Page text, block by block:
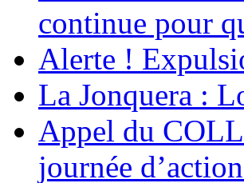
continue pour
Alerte !
La Jonquera :
Appel du
journée